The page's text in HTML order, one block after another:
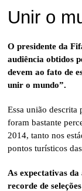
Unir o
O presidente da
audiência obtidos
devem ao fato de
unir o mundo”.
Essa união
foram bastante
2014, tanto nos
pontos turísticos
As expectativas da
recorde de